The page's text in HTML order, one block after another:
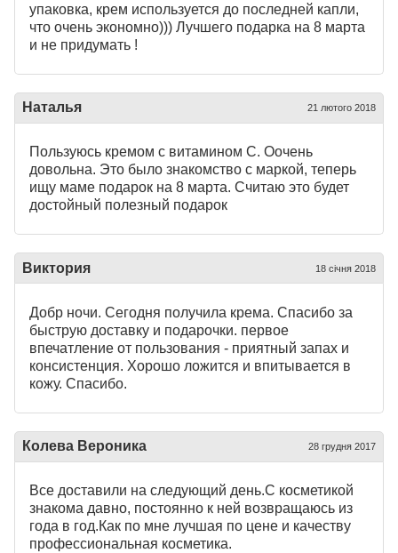
упаковка, крем используется до последней капли,
что очень экономно))) Лучшего подарка на 8 марта
и не придумать !
Наталья 21 лютого 2018
Пользуюсь кремом с витамином С. Оочень
довольна. Это было знакомство с маркой, теперь
ищу маме подарок на 8 марта. Считаю это будет
достойный полезный подарок
Виктория 18 січня 2018
Добр ночи. Сегодня получила крема. Спасибо за
быструю доставку и подарочки. первое
впечатление от пользования - приятный запах и
консистенция. Хорошо ложится и впитывается в
кожу. Спасибо.
Колева Вероника 28 грудня 2017
Все доставили на следующий день.С косметикой
знакома давно, постоянно к ней возвращаюсь из
года в год.Как по мне лучшая по цене и качеству
профессиональная косметика.